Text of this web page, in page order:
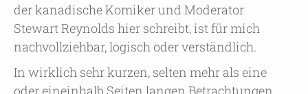
der kanadische Komiker und Moderator
Stewart Reynolds hier schreibt, ist für mich
nachvollziehbar, logisch oder verständlich.
In wirklich sehr kurzen, selten mehr als eine
oder eineinhalb Seiten langen Betrachtungen